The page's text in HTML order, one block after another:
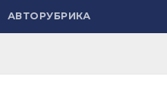
АВТОРУБРИКА